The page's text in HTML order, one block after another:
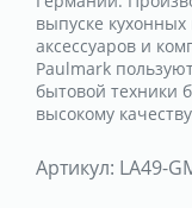
выпуске
аксессуаров и
Paulmark
бытовой техники
высокому
Артикул: LA49-